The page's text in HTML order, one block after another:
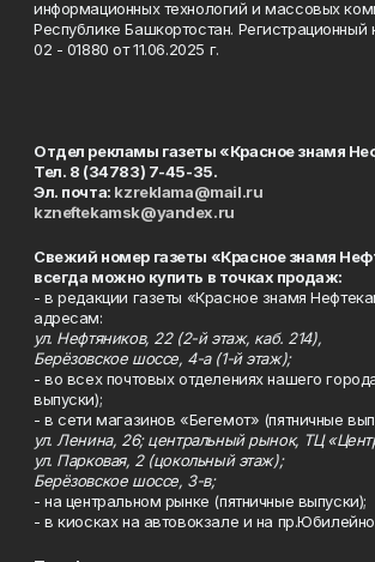
информационных технологий и массовых
Республике Башкортостан.
02 - 01880 от 11.06.2025 г.
Отдел рекламы газеты «Красное знамя
Тел. 8 (34783) 7-45-35.
Эл. почта: kzreklama@mail.ru
kzneftekamsk@yandex.ru
Свежий номер газеты «Красное знамя
всегда можно купить в точках продаж:
- в редакции газеты «Красное знамя
адресам:
ул. Нефтяников, 22 (2-й этаж, каб. 214),
Берёзовское шоссе, 4-а (1-й этаж);
- во всех почтовых отделениях нашего
выпуски);
- в сети магазинов «Бегемот» (пятничные
ул. Ленина, 26; центральный рынок, ТЦ
ул. Парковая, 2 (цокольный этаж);
Берёзовское шоссе, 3-в;
- на центральном рынке (пятничные выпуски);
- в киосках на автовокзале и на